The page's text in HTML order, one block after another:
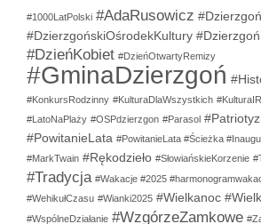
#1000LatPolski #AdaRusowicz
#DzierzgońskiOśrodekKultury
#DzieńKobiet #DzieńOtwartyRemizy
#GminaDzierzgoń
#KonkursRodzinny #KulturaDlaWszystkich
#LatoNaPlaży #OSPdzierzgon #Parasol
#PowitanieLata #PowitanieLata #Ścieżka
#MarkTwain #Rękodzieło #SłowiańskieKorzenie
#Tradycja #Wakacje #2025
#WehikułCzasu #Wianki2025 #Wielkanoc
#WspólneDziałanie #WzgórzeZamkowe